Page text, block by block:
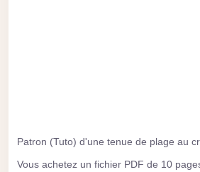
Patron (Tuto) d'une tenue de plage au
Vous achetez un fichier PDF de 10